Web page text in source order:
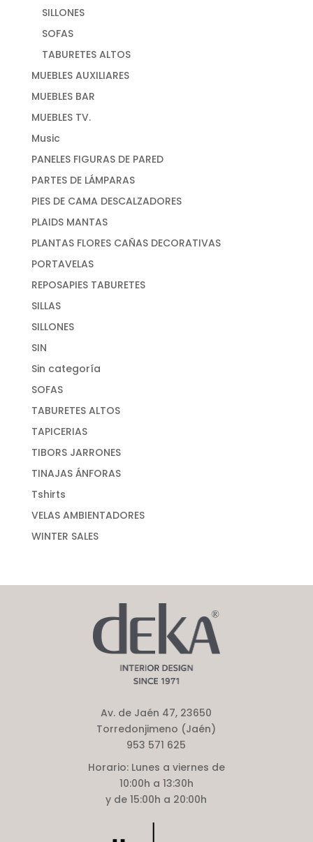
SILLONES
SOFAS
TABURETES ALTOS
MUEBLES AUXILIARES
MUEBLES BAR
MUEBLES TV.
Music
PANELES FIGURAS DE PARED
PARTES DE LÁMPARAS
PIES DE CAMA DESCALZADORES
PLAIDS MANTAS
PLANTAS FLORES CAÑAS DECORATIVAS
PORTAVELAS
REPOSAPIES TABURETES
SILLAS
SILLONES
SIN
Sin categoría
SOFAS
TABURETES ALTOS
TAPICERIAS
TIBORS JARRONES
TINAJAS ÁNFORAS
Tshirts
VELAS AMBIENTADORES
WINTER SALES
Av. de Jaén 47, 23650
Torredonjimeno (Jaén)
953 571 625
Horario:Lunes a viernes de
10:00h a 13:30h
y de 15:00h a 20:00h